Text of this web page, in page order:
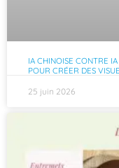
IA CHINOISE CONTRE
POUR CRÉER DES
25 juin 2026